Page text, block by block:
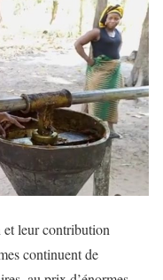
leur contribution
continuent de